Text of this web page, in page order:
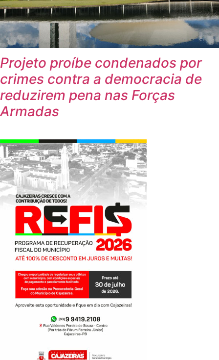
Projeto proíbe condenados por
crimes contra a democracia de
reduzirem pena nas Forças
Armadas